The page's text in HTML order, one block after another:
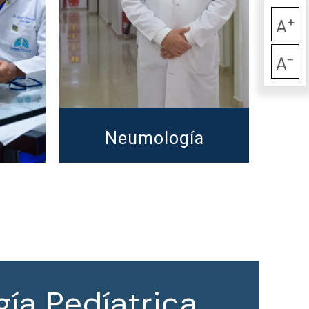
Neumología
A+
A-